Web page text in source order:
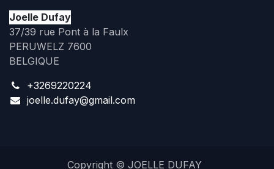
Joelle Dufay
37/39 rue Pont à la Faulx
PERUWELZ 7600
BELGIQUE
+3269220224
joelle.dufay@gmail.com
Copyright © JOELLE DUFAY